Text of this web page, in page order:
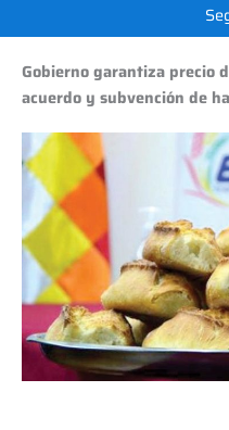
Gobierno garantiza precio
acuerdo y subvención de